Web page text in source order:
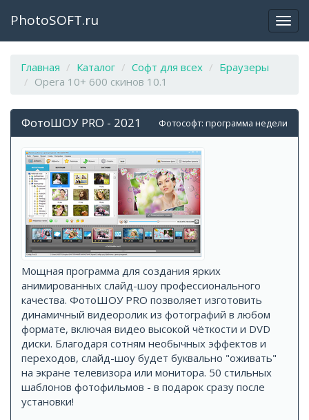
PhotoSOFT.ru
Главная Каталог Софт для всех
Браузеры
Opera 10+ 600 скинов 10.1
Фотософт: программа недели
ФотоШОУ PRO - 2021
Мощная программа для создания ярких
анимированных слайд-шоу профессионального
качества. ФотоШОУ PRO позволяет изготовить
динамичный видеоролик из фотографий в любом
формате, включая видео высокой чёткости и DVD
диски. Благодаря сотням необычных эффектов и
переходов, слайд-шоу будет буквально "оживать"
на экране телевизора или монитора. 50 стильных
шаблонов фотофильмов - в подарок сразу после
установки!